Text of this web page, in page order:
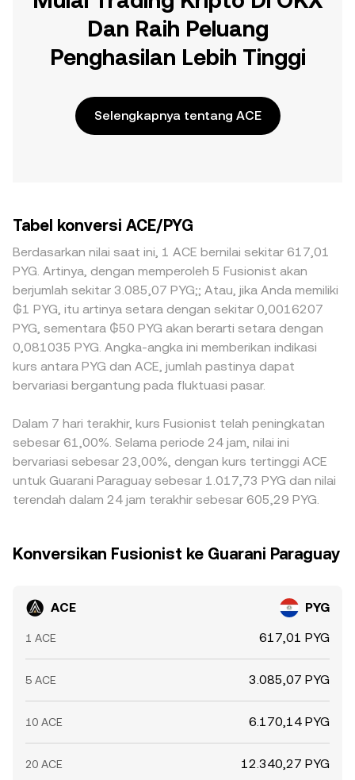
Dan Raih Peluang
Penghasilan Lebih Tinggi
Selengkapnya tentang ACE
Tabel konversi ACE/PYG
Berdasarkan nilai saat ini, 1 ACE bernilai sekitar 617,01
PYG. Artinya, dengan memperoleh 5 Fusionist akan
berjumlah sekitar 3.085,07 PYG;; Atau, jika Anda memiliki
₲1 PYG, itu artinya setara dengan sekitar 0,0016207
PYG, sementara ₲50 PYG akan berarti setara dengan
0,081035 PYG. Angka-angka ini memberikan indikasi
kurs antara PYG dan ACE, jumlah pastinya dapat
bervariasi bergantung pada fluktuasi pasar.
Dalam 7 hari terakhir, kurs Fusionist telah peningkatan
sebesar 61,00%. Selama periode 24 jam, nilai ini
bervariasi sebesar 23,00%, dengan kurs tertinggi ACE
untuk Guarani Paraguay sebesar 1.017,73 PYG dan nilai
terendah dalam 24 jam terakhir sebesar 605,29 PYG.
Konversikan Fusionist ke Guarani Paraguay
ACE PYG
1 ACE 617,01 PYG
5 ACE 3.085,07 PYG
10 ACE 6.170,14 PYG
20 ACE 12.340,27 PYG